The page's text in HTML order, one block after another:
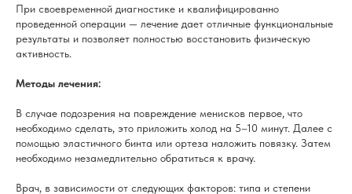
При своевременной диагностике и квалифицированно
проведенной операции — лечение дает отличные функциональные
результаты и позволяет полностью восстановить физическую
активность.
Методы лечения:
В случае подозрения на повреждение менисков первое, что
необходимо сделать, это приложить холод на 5–10 минут. Далее с
помощью эластичного бинта или ортеза наложить повязку. Затем
необходимо незамедлительно обратиться к врачу.
Врач, в зависимости от следующих факторов: типа и степени